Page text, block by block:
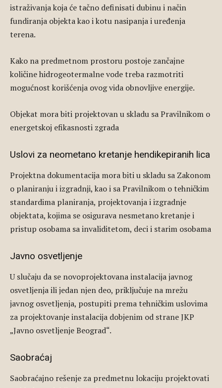
istraživanja koja će tačno definisati dubinu i način
fundiranja objekta kao i kotu nasipanja i uređenja
terena.
Kako na predmetnom prostoru postoje zančajne
količine hidrogeotermalne vode treba razmotriti
mogućnost korišćenja ovog vida obnovljive energije.
Objekat mora biti projektovan u skladu sa Pravilnikom o
energetskoj efikasnosti zgrada
Uslovi za neometano kretanje hendikepiranih lica
Projektna dokumentacija mora biti u skladu sa Zakonom
o planiranju i izgradnji, kao i sa Pravilnikom o tehničkim
standardima planiranja, projektovanja i izgradnje
objektata, kojima se osigurava nesmetano kretanje i
pristup osobama sa invaliditetom, deci i starim osobama
Javno osvetljenje
U slučaju da se novoprojektovana instalacija javnog
osvetljenja ili jedan njen deo, priključuje na mrežu
javnog osvetljenja, postupiti prema tehničkim uslovima
za projektovanje instalacija dobjenim od strane JKP
„Javno osvetljenje Beograd“.
Saobraćaj
Saobraćajno rešenje za predmetnu lokaciju projektovati